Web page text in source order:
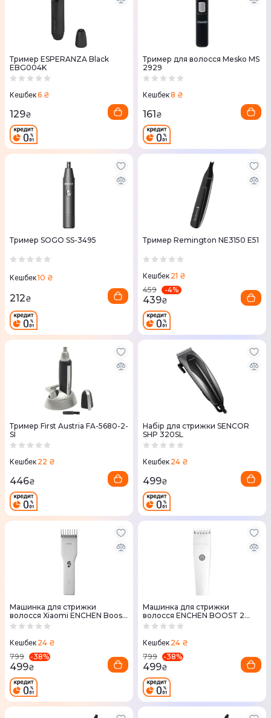
Тример ESPERANZA Black
EBG004K
Кешбек6 ₴
129₴
Тример для волосся Mesko MS
2929
Кешбек8 ₴
161₴
Тример SOGO SS-3495
Кешбек10 ₴
212₴
Тример Remington NE3150 E51
Кешбек 21 ₴
459
-4%
439₴
Тример First Austria FA-5680-2-
SI
Кешбек 22 ₴
446₴
Набір для стрижки SENCOR
SHP 320SL
Кешбек 24 ₴
499₴
Машинка для стрижки
волосся Xiaomi ENCHEN Boost
White
Кешбек 24 ₴
799
-38%
499₴
Машинка для стрижки
волосся ENCHEN BOOST 2
White
Кешбек 24 ₴
799
-38%
499₴